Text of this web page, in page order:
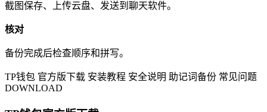
截图保存、上传云盘、发送到聊天软件。
核对
备份完成后检查顺序和拼写。
TP钱包 官方版下载 安装教程 安全说明 助记词备份 常见问题
DOWNLOAD